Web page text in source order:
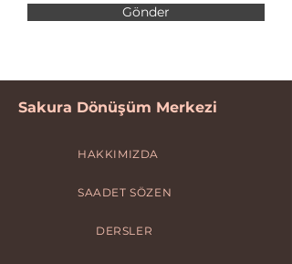
Gönder
Sakura Dönüşüm Merkezi
HAKKIMIZDA
SAADET SÖZEN
DERSLER